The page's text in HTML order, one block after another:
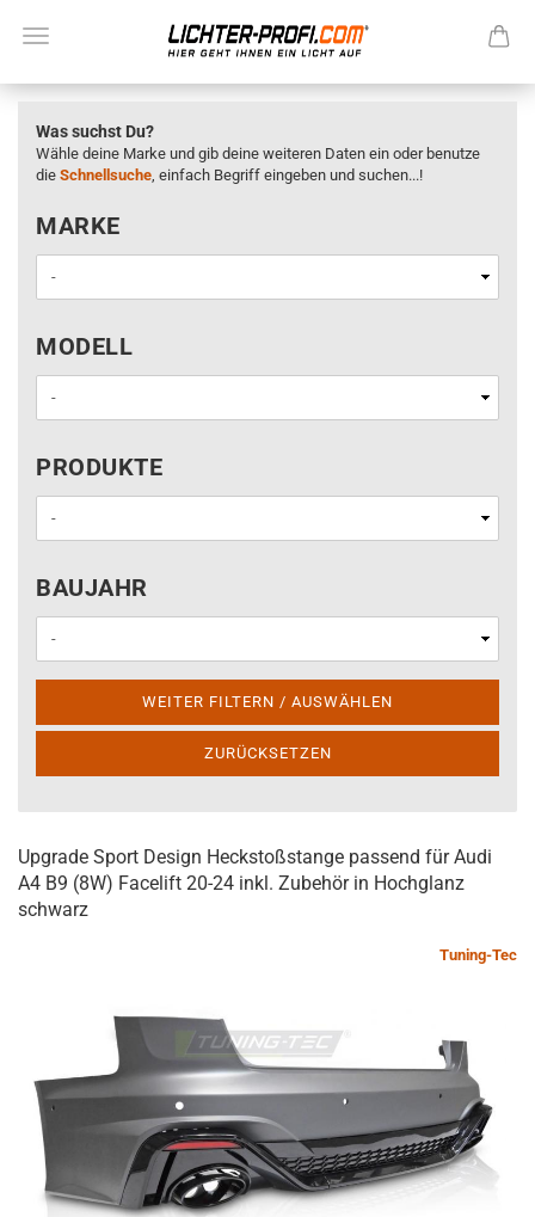
Was suchst Du?
Wähle deine Marke und gib deine weiteren Daten ein oder benutze
die Schnellsuche, einfach Begriff eingeben und suchen...!
MARKE
MARKE
MODELL
MODELL
PRODUKTE
PRODUKTE
BAUJAHR
BAUJAHR
WEITER FILTERN / AUSWÄHLEN
ZURÜCKSETZEN
Upgrade Sport Design Heckstoßstange passend für Audi
A4 B9 (8W) Facelift 20-24 inkl. Zubehör in Hochglanz
schwarz
Tuning-Tec